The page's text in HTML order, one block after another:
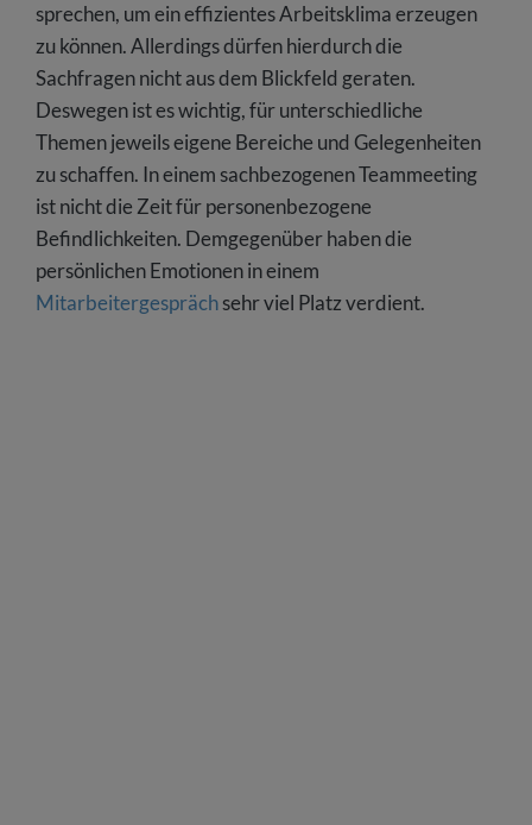
sprechen, um ein effizientes Arbeitsklima erzeugen
zu können. Allerdings dürfen hierdurch die
Sachfragen nicht aus dem Blickfeld geraten.
Deswegen ist es wichtig, für unterschiedliche
Themen jeweils eigene Bereiche und Gelegenheiten
zu schaffen. In einem sachbezogenen Teammeeting
ist nicht die Zeit für personenbezogene
Befindlichkeiten. Demgegenüber haben die
persönlichen Emotionen in einem
Mitarbeitergesprächsehr viel Platz verdient.